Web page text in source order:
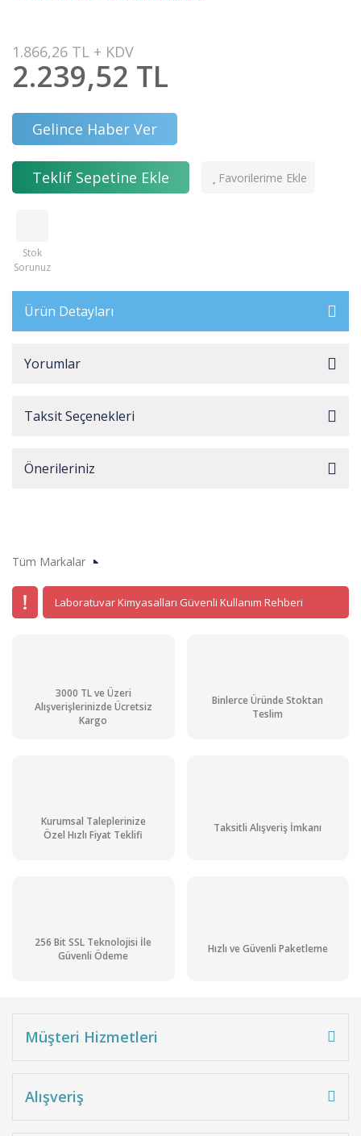
1.866,26 TL + KDV
2.239,52 TL
Gelince Haber Ver
Teklif Sepetine Ekle
Stok
Sorunuz
Ürün Detayları
Yorumlar
Taksit Seçenekleri
Önerileriniz
Tüm Markalar
Laboratuvar Kimyasalları Güvenli Kullanım Rehberi
3000 TL ve Üzeri
Alışverişlerinizde Ücretsiz
Kargo
Binlerce Üründe Stoktan
Teslim
Kurumsal Taleplerinize
Özel Hızlı Fiyat Teklifi
Taksitli Alışveriş İmkanı
256 Bit SSL Teknolojisi İle
Güvenli Ödeme
Hızlı ve Güvenli Paketleme
Müşteri Hizmetleri
Alışveriş